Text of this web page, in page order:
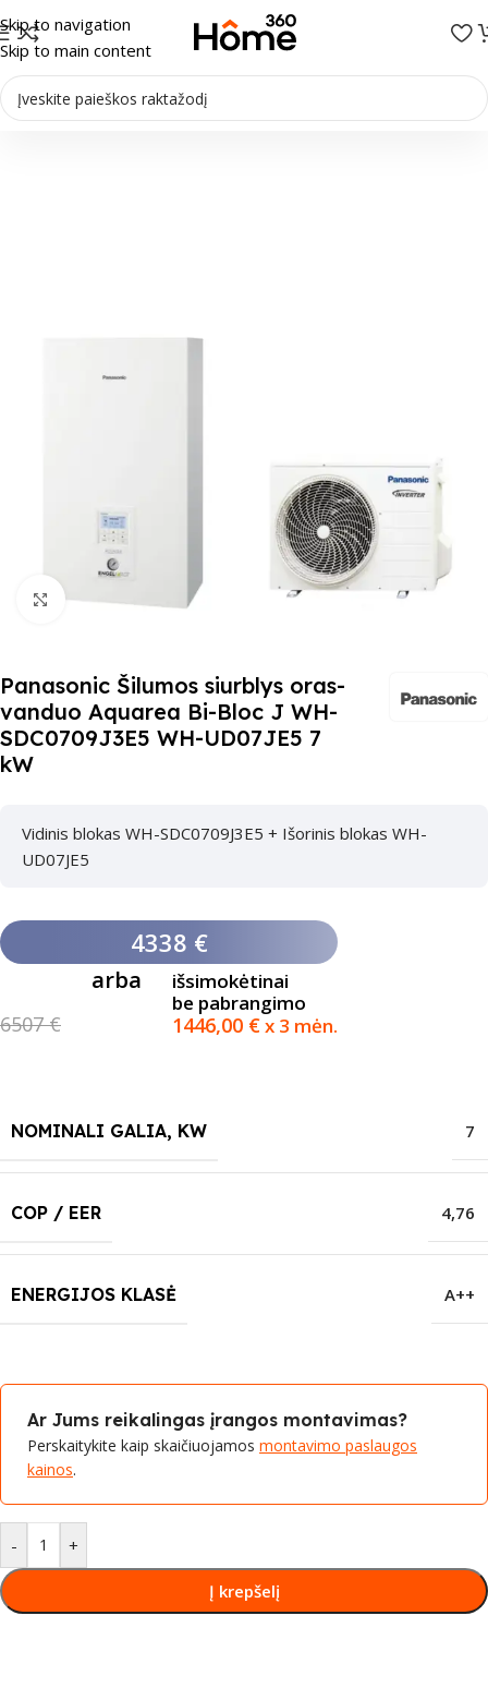
Skip to navigation
Skip to main content
Pradžia/Šilumos siurbliai/Šilumos siurbliai Oras-vanduo
Paspauskite čia, kad padidinti
Panasonic Šilumos siurblys oras-
vanduo Aquarea Bi-Bloc J WH-
SDC0709J3E5 WH-UD07JE5 7
kW
Vidinis blokas WH-SDC0709J3E5 + Išorinis blokas WH-
UD07JE5
4338 €
6507 €
arba
išsimokėtinai
be pabrangimo
1446,00 €x 3 mėn.
NOMINALI GALIA, KW 7
COP / EER 4,76
ENERGIJOS KLASĖ A++
Ar Jums reikalingas įrangos montavimas?
Perskaitykite kaip skaičiuojamos montavimo paslaugos
kainos.
- +
Į krepšelį